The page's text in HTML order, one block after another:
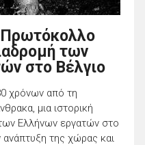
των
στο Βέλγιο
χρόνων από τη
μια ιστορική
Ελλήνων εργατών στο
της χώρας και